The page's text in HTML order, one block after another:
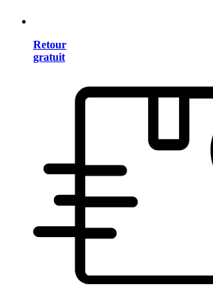
Retour
gratuit